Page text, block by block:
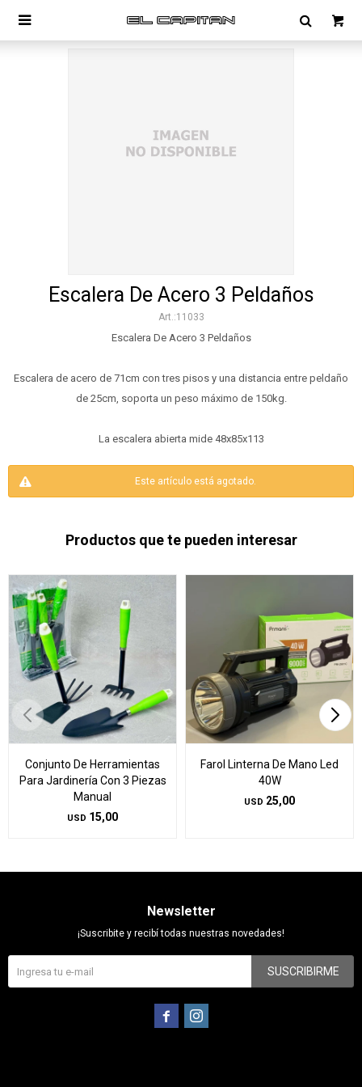

Escalera De Acero 3 Peldaños
11033
Escalera De Acero 3 Peldaños
Escalera de acero de 71cm con tres pisos y una distancia entre peldaño
de 25cm, soporta un peso máximo de 150kg.
La escalera abierta mide 48x85x113
Este artículo está agotado.
Productos que te pueden interesar
Conjunto De Herramientas
Para Jardinería Con 3 Piezas
Manual
USD 15,00
Farol Linterna De Mano Led
40W
USD 25,00
Newsletter
¡Suscribite y recibí todas nuestras novedades!
SUSCRIBIRME
 